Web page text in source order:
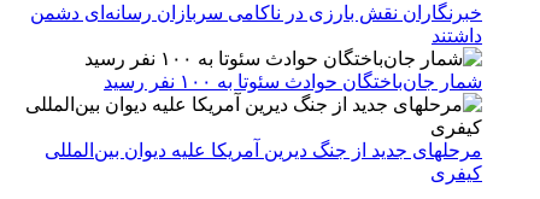
خبرنگاران نقش بارزی در ناکامی سربازان رسانه‌ای دشمن
داشتند
شمار جان‌باختگان حوادث سئوتا به ۱۰۰ نفر رسید
مرحله‎ای جدید از جنگ دیرین آمریکا علیه دیوان بین‌المللی
کیفری